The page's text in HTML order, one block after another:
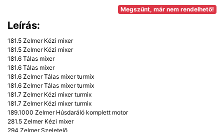
Megszűnt, már nem rendelhető!
Leírás:
181.5 Zelmer Kézi mixer
181.5 Zelmer Kézi mixer
181.6 Tálas mixer
181.6 Tálas mixer
181.6 Zelmer Tálas mixer turmix
181.6 Zelmer Tálas mixer turmix
181.7 Zelmer Kézi mixer turmix
181.7 Zelmer Kézi mixer turmix
189.1000 Zelmer Húsdaráló komplett motor
281.5 Zelmer Kézi mixer
294 Zelmer Szeletelõ